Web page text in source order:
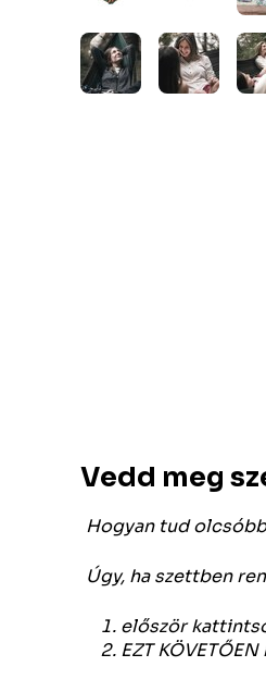
Vedd meg
Hogyan tud
Úgy, ha szettben
először
EZT